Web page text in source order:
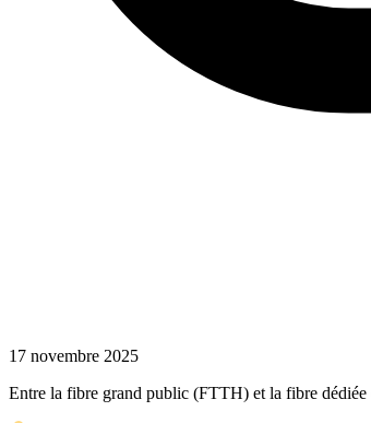
17 novembre 2025
Entre la fibre grand public (FTTH) et la fibre